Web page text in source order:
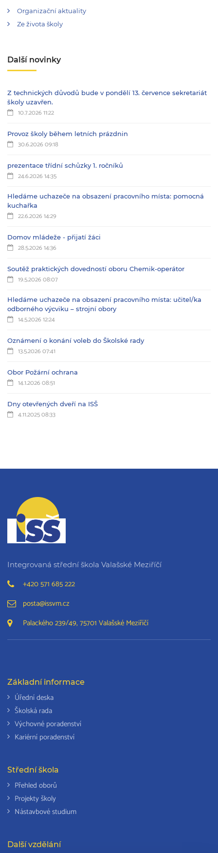
Organizační aktuality
Ze života školy
Další novinky
Z technických důvodů bude v pondělí 13. července sekretariát
školy uzavřen.
10.7.2026 11:22
Provoz školy během letních prázdnin
30.6.2026 09:18
prezentace třídní schůzky 1. ročníků
24.6.2026 14:35
Hledáme uchazeče na obsazení pracovního místa: pomocná
kuchařka
22.6.2026 14:29
Domov mládeže - přijatí žáci
28.5.2026 14:36
Soutěž praktických dovedností oboru Chemik-operátor
19.5.2026 08:07
Hledáme uchazeče na obsazení pracovního místa: učitel/ka
odborného výcviku – strojní obory
14.5.2026 12:24
Oznámení o konání voleb do Školské rady
13.5.2026 07:41
Obor Požární ochrana
14.1.2026 08:51
Dny otevřených dveří na ISŠ
4.11.2025 08:33
Integrovaná střední škola Valašské Meziříčí
+420 571 685 222
posta@issvm.cz
Palackého 239/49, 75701 Valašské Meziříčí
Základní informace
Úřední deska
Školská rada
Výchovné poradenství
Kariérní poradenství
Střední škola
Přehled oborů
Projekty školy
Nástavbové studium
Další vzdělání